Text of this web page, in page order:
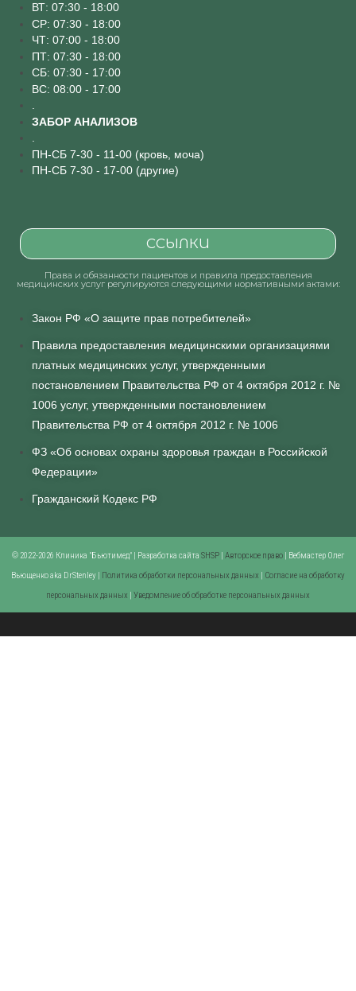
ВТ: 07:30 - 18:00
СР: 07:30 - 18:00
ЧТ: 07:00 - 18:00
ПТ: 07:30 - 18:00
СБ: 07:30 - 17:00
ВС: 08:00 - 17:00
ЗАБОР АНАЛИЗОВ
ПН-СБ 7-30 - 11-00 (кровь, моча)
ПН-СБ 7-30 - 17-00 (другие)
ССЫЛКИ
Права и обязанности пациентов и правила предоставления
медицинских услуг регулируются следующими нормативными актами:
Закон РФ «О защите прав потребителей»
Правила предоставления медицинскими организациями
платных медицинских услуг, утвержденными
постановлением Правительства РФ от 4 октября 2012 г. №
1006 услуг, утвержденными постановлением
Правительства РФ от 4 октября 2012 г. № 1006
ФЗ «Об основах охраны здоровья граждан в Российской
Федерации»
Гражданский Кодекс РФ
© 2022-2026 Клиника "Бьютимед" | Разработка сайта SHSP | Авторское право | Вебмастер Олег
Вьющенко aka DrStenley | Политика обработки персональных данных | Согласие на обработку
персональных данных | Уведомление об обработке персональных данных